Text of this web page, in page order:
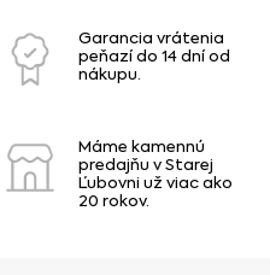
Garancia vrátenia
peňazí do 14 dní od
nákupu.
Máme kamennú
predajňu v Starej
Ľubovni už viac ako
20 rokov.